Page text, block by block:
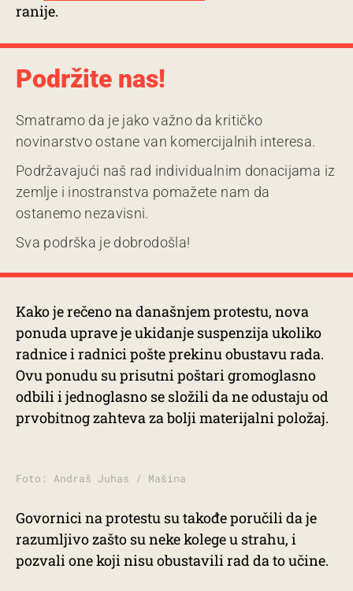
ranije.
Podržite nas!
Smatramo da je jako važno da kritičko
novinarstvo ostane van komercijalnih interesa.
Podržavajući naš rad individualnim donacijama iz
zemlje i inostranstva pomažete nam da
ostanemo nezavisni.
Sva podrška je dobrodošla!
Kako je rečeno na današnjem protestu, nova
ponuda uprave je ukidanje suspenzija ukoliko
radnice i radnici pošte prekinu obustavu rada.
Ovu ponudu su prisutni poštari gromoglasno
odbili i jednoglasno se složili da ne odustaju od
prvobitnog zahteva za bolji materijalni položaj.
Foto: Andraš Juhas / Mašina
Govornici na protestu su takođe poručili da je
razumljivo zašto su neke kolege u strahu, i
pozvali one koji nisu obustavili rad da to učine.